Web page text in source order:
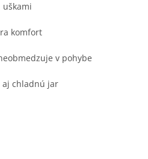
uškami
komfort
v pohybe
aj chladnú jar